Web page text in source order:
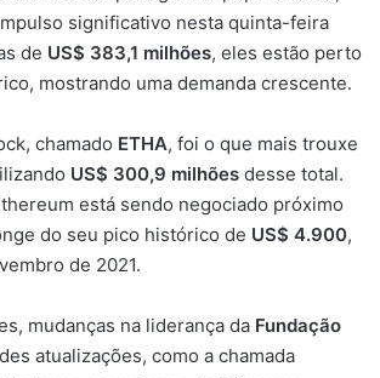
significativo nesta quinta-feira
de US$ 383,1 milhões, eles estão perto
mostrando uma demanda crescente.
chamado ETHA, foi o que mais trouxe
US$ 300,9 milhões desse total.
está sendo negociado próximo
do seu pico histórico de US$ 4.900,
de 2021.
mudanças na liderança da Fundação
atualizações, como a chamada